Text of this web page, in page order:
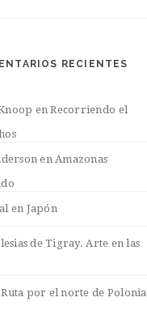
RECIENTES
enRecorriendo el
enAmazonas
en Japón
de Tigray. Arte en las
Ruta por el norte de Polonia